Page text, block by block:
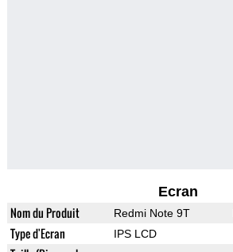
Ecran
Nom du Produit Redmi Note 9T
Type d'Ecran IPS LCD